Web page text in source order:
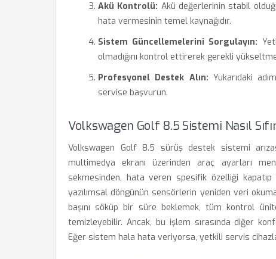
Akü Kontrolü: Akü değerlerinin stabil
hata vermesinin temel kaynağıdır.
Sistem Güncellemelerini Sorgulayın:
olmadığını kontrol ettirerek gerekli
Profesyonel Destek Alın: Yukarıdaki
servise başvurun.
Volkswagen Golf 8.5 Sistemi Nasıl
Volkswagen Golf 8.5 sürüş destek sistemi
multimedya ekranı üzerinden araç ayarları
sekmesinden, hata veren spesifik özelliği kapatıp
yazılımsal döngünün sensörlerin yeniden veri
başını söküp bir süre beklemek, tüm kontrol
temizleyebilir. Ancak, bu işlem sırasında diğer
Eğer sistem hala hata veriyorsa, yetkili servis